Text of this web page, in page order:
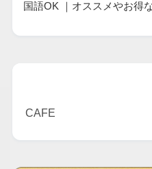
国語OK ｜オススメやお得